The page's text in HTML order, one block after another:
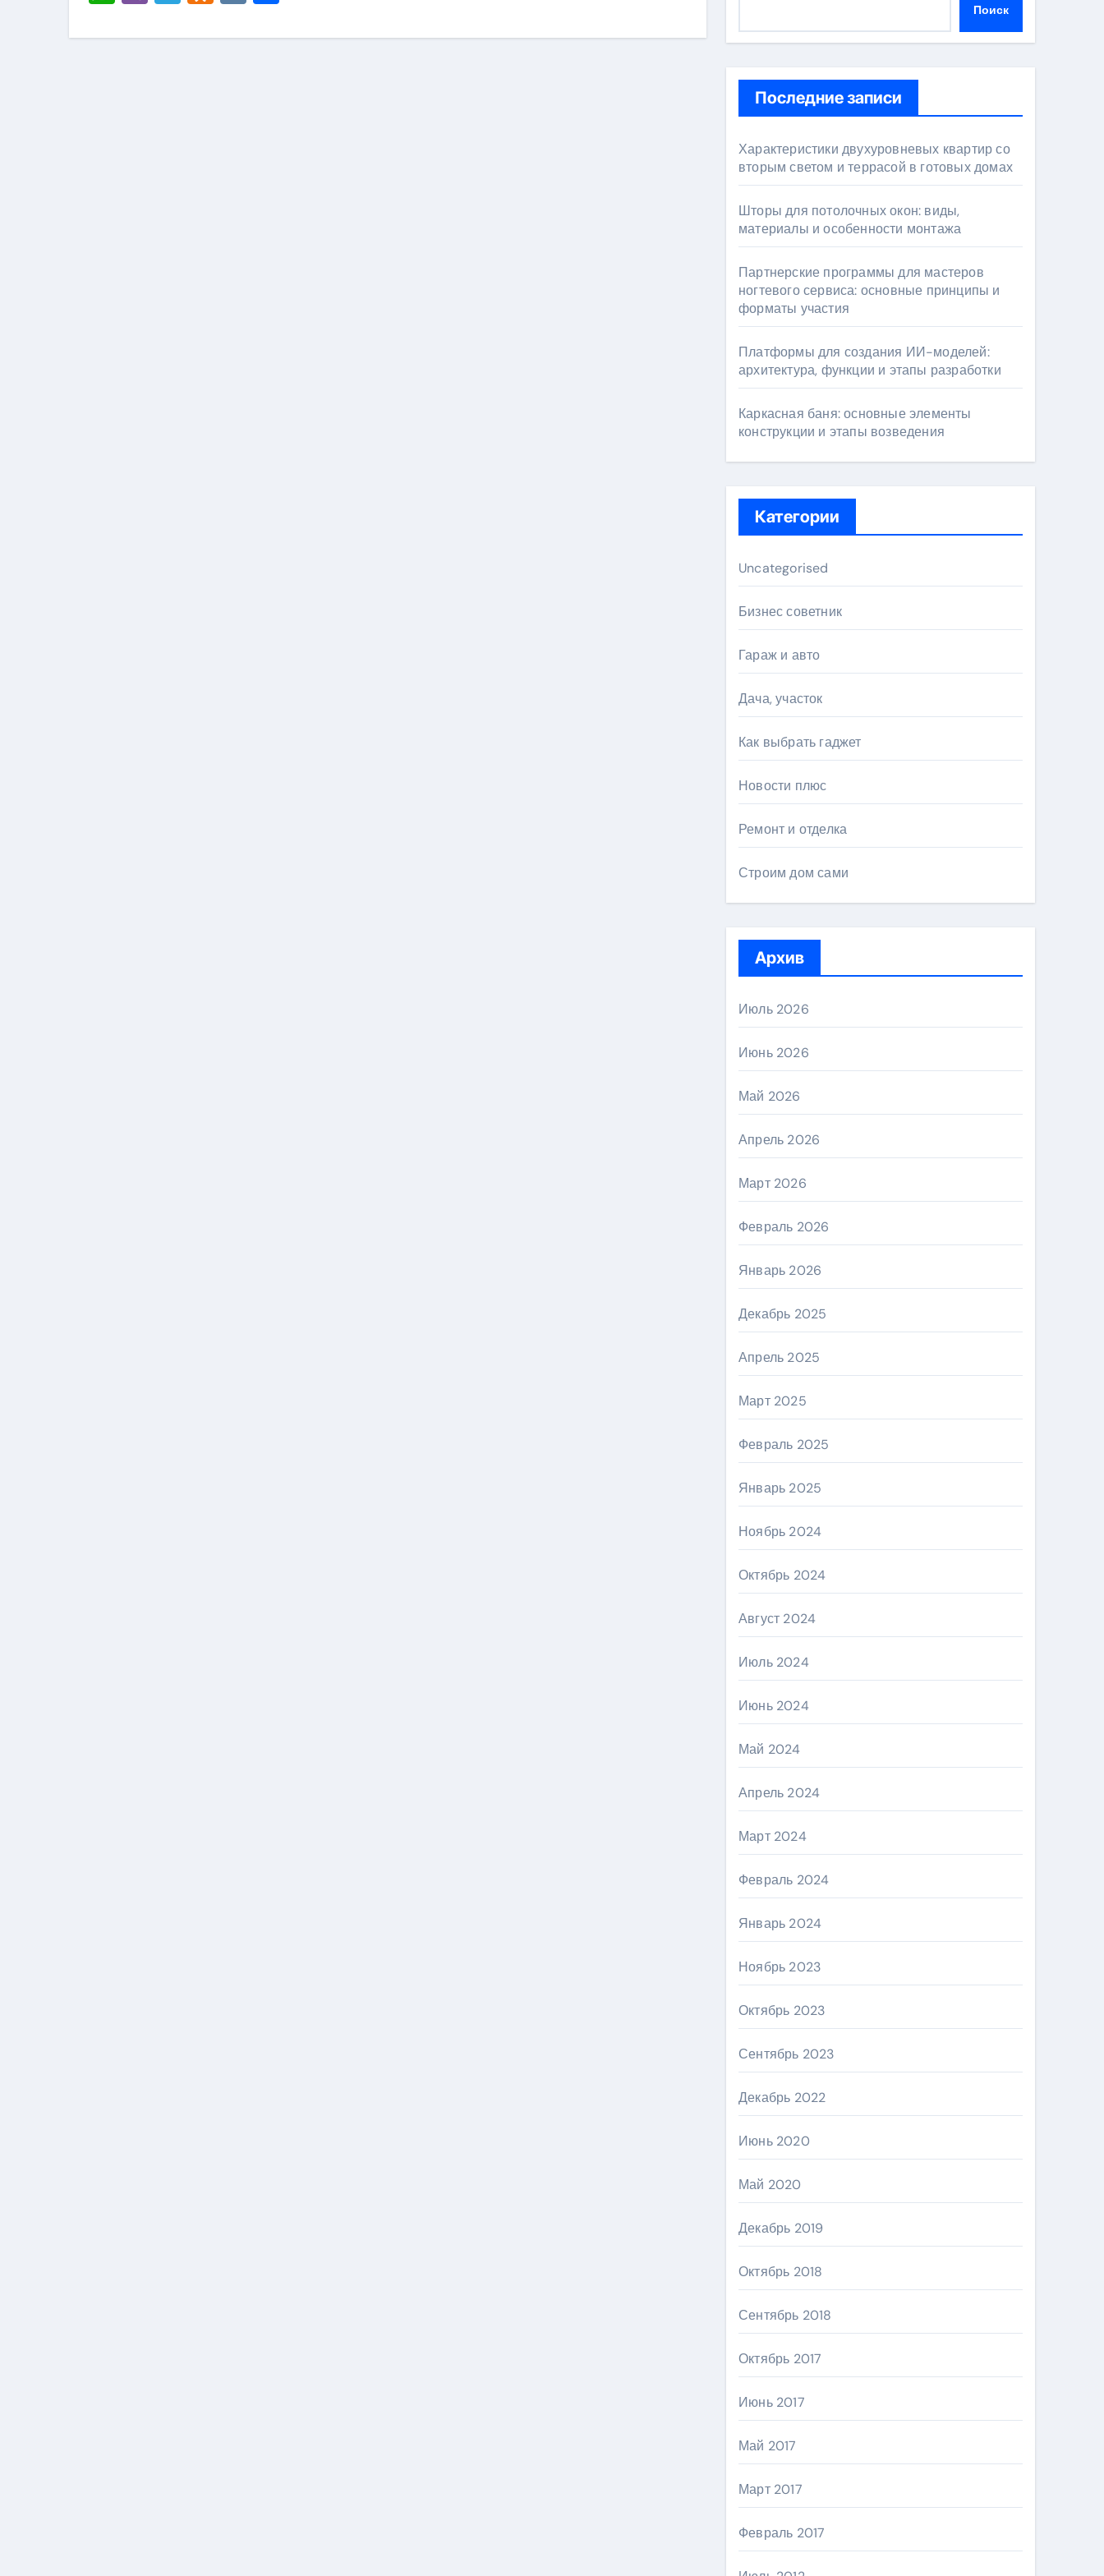
Поиск
Последние записи
Характеристики двухуровневых квартир со
вторым светом и террасой в готовых домах
Шторы для потолочных окон: виды,
материалы и особенности монтажа
Партнерские программы для мастеров
ногтевого сервиса: основные принципы и
форматы участия
Платформы для создания ИИ-моделей:
архитектура, функции и этапы разработки
Каркасная баня: основные элементы
конструкции и этапы возведения
Категории
Uncategorised
Бизнес советник
Гараж и авто
Дача, участок
Как выбрать гаджет
Новости плюс
Ремонт и отделка
Строим дом сами
Архив
Июль 2026
Июнь 2026
Май 2026
Апрель 2026
Март 2026
Февраль 2026
Январь 2026
Декабрь 2025
Апрель 2025
Март 2025
Февраль 2025
Январь 2025
Ноябрь 2024
Октябрь 2024
Август 2024
Июль 2024
Июнь 2024
Май 2024
Апрель 2024
Март 2024
Февраль 2024
Январь 2024
Ноябрь 2023
Октябрь 2023
Сентябрь 2023
Декабрь 2022
Июнь 2020
Май 2020
Декабрь 2019
Октябрь 2018
Сентябрь 2018
Октябрь 2017
Июнь 2017
Май 2017
Март 2017
Февраль 2017